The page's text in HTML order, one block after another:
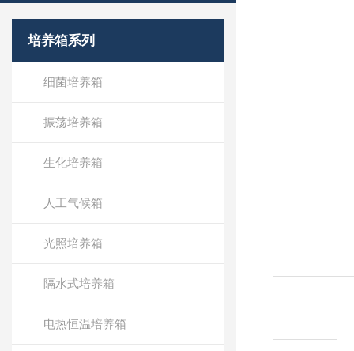
培养箱系列
细菌培养箱
振荡培养箱
生化培养箱
人工气候箱
光照培养箱
隔水式培养箱
电热恒温培养箱